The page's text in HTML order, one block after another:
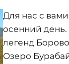
Для нас с
осенний день.
легенд
Озеро